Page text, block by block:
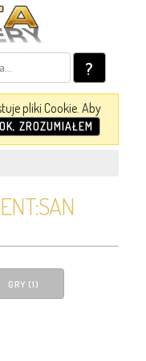
?
pliki Cookie. Aby
OK, ZROZUMIAŁEM
GRY (1)